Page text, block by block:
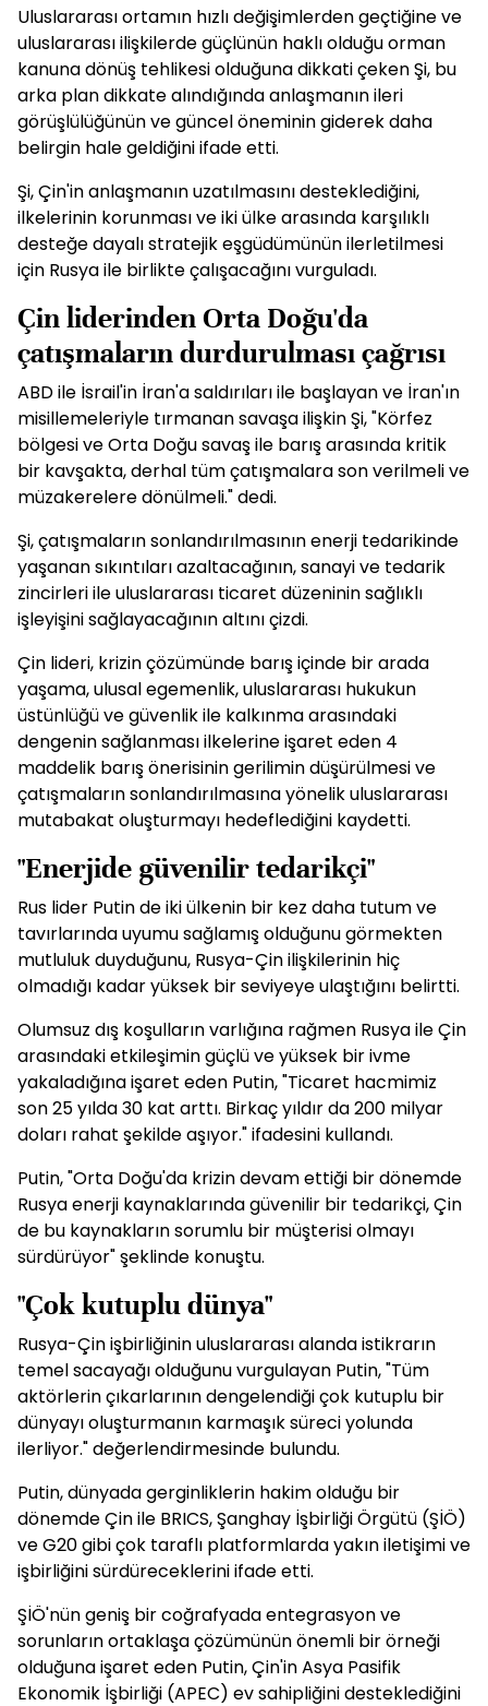
Uluslararası ortamın hızlı değişimlerden geçtiğine ve
uluslararası ilişkilerde güçlünün haklı olduğu orman
kanuna dönüş tehlikesi olduğuna dikkati çeken Şi, bu
arka plan dikkate alındığında anlaşmanın ileri
görüşlülüğünün ve güncel öneminin giderek daha
belirgin hale geldiğini ifade etti.
Şi, Çin'in anlaşmanın uzatılmasını desteklediğini,
ilkelerinin korunması ve iki ülke arasında karşılıklı
desteğe dayalı stratejik eşgüdümünün ilerletilmesi
için Rusya ile birlikte çalışacağını vurguladı.
Çin liderinden Orta Doğu'da
çatışmaların durdurulması çağrısı
ABD ile İsrail'in İran'a saldırıları ile başlayan ve İran'ın
misillemeleriyle tırmanan savaşa ilişkin Şi, "Körfez
bölgesi ve Orta Doğu savaş ile barış arasında kritik
bir kavşakta, derhal tüm çatışmalara son verilmeli ve
müzakerelere dönülmeli." dedi.
Şi, çatışmaların sonlandırılmasının enerji tedarikinde
yaşanan sıkıntıları azaltacağının, sanayi ve tedarik
zincirleri ile uluslararası ticaret düzeninin sağlıklı
işleyişini sağlayacağının altını çizdi.
Çin lideri, krizin çözümünde barış içinde bir arada
yaşama, ulusal egemenlik, uluslararası hukukun
üstünlüğü ve güvenlik ile kalkınma arasındaki
dengenin sağlanması ilkelerine işaret eden 4
maddelik barış önerisinin gerilimin düşürülmesi ve
çatışmaların sonlandırılmasına yönelik uluslararası
mutabakat oluşturmayı hedeflediğini kaydetti.
"Enerjide güvenilir tedarikçi"
Rus lider Putin de iki ülkenin bir kez daha tutum ve
tavırlarında uyumu sağlamış olduğunu görmekten
mutluluk duyduğunu, Rusya-Çin ilişkilerinin hiç
olmadığı kadar yüksek bir seviyeye ulaştığını belirtti.
Olumsuz dış koşulların varlığına rağmen Rusya ile Çin
arasındaki etkileşimin güçlü ve yüksek bir ivme
yakaladığına işaret eden Putin, "Ticaret hacmimiz
son 25 yılda 30 kat arttı. Birkaç yıldır da 200 milyar
doları rahat şekilde aşıyor." ifadesini kullandı.
Putin, "Orta Doğu'da krizin devam ettiği bir dönemde
Rusya enerji kaynaklarında güvenilir bir tedarikçi, Çin
de bu kaynakların sorumlu bir müşterisi olmayı
sürdürüyor" şeklinde konuştu.
"Çok kutuplu dünya"
Rusya-Çin işbirliğinin uluslararası alanda istikrarın
temel sacayağı olduğunu vurgulayan Putin, "Tüm
aktörlerin çıkarlarının dengelendiği çok kutuplu bir
dünyayı oluşturmanın karmaşık süreci yolunda
ilerliyor." değerlendirmesinde bulundu.
Putin, dünyada gerginliklerin hakim olduğu bir
dönemde Çin ile BRICS, Şanghay İşbirliği Örgütü (ŞİÖ)
ve G20 gibi çok taraflı platformlarda yakın iletişimi ve
işbirliğini sürdüreceklerini ifade etti.
ŞİÖ'nün geniş bir coğrafyada entegrasyon ve
sorunların ortaklaşa çözümünün önemli bir örneği
olduğuna işaret eden Putin, Çin'in Asya Pasifik
Ekonomik İşbirliği (APEC) ev sahipliğini desteklediğini